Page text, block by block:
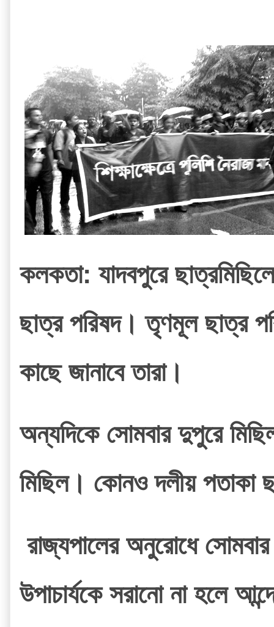
কলকতা: যাদবপুরে
ছাত্র পরিষদ। তৃণমূল ছাত্র
কাছে জানাবে তারা।
অন্যদিকে সোমবার দুপুরে
মিছিল। কোনও দলীয় পতাকা
উপাচার্যকে সরানো না হলে